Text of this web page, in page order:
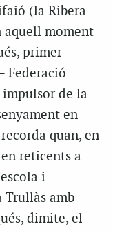
(la Ribera
aquell moment
primer
Federació
impulsor de la
en
quan, en
reticents a
i
Trullàs amb
dimite, el